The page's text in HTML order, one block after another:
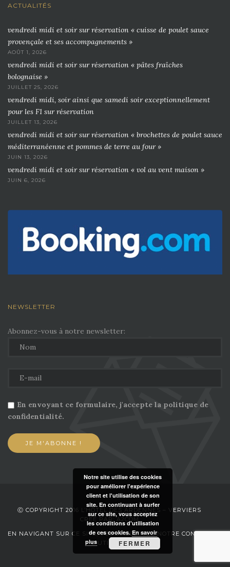
ACTUALITÉS
vendredi midi et soir sur réservation « cuisse de poulet sauce
provençale et ses accompagnements »
AOÛT 1, 2026
vendredi midi et soir sur réservation « pâtes fraîches
bolognaise »
JUILLET 25, 2026
vendredi midi, soir ainsi que samedi soir exceptionnellement
pour les F1 sur réservation
JUILLET 13, 2026
vendredi midi et soir sur réservation « brochettes de poulet sauce
méditerranéenne et pommes de terre au four »
JUIN 13, 2026
vendredi midi et soir sur réservation « vol au vent maison »
JUIN 6, 2026
NEWSLETTER
Abonnez-vous à notre newsletter:
En envoyant ce formulaire, j'accepte la politique de
confidentialité.
Ⓒ COPYRIGHT 2016 L’HÔTEL DES ARDENNES – VERVIERS
CRÉÉ PAR: A2COM
EN NAVIGANT SUR CE SITE, VOUS ACCEPTEZ NOTRE CONDITIONS
D’UTILISATION
Notre site utilise des cookies
pour améliorer l'expérience
client et l'utilisation de son
site. En continuant à surfer
sur ce site, vous acceptez
les conditions d'utilisation
de ces cookies.En savoir
plus
FERMER